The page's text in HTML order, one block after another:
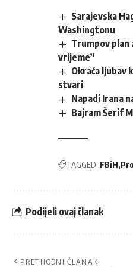
Sarajevska
Washingtonu
Trumpov plan
vrijeme”
Okraća ljubav
stvari
Napadi Irana
Bajram Šerif
TAGGED: FBiH
Podijeli ovaj članak
PRETHODNI ČLANAK